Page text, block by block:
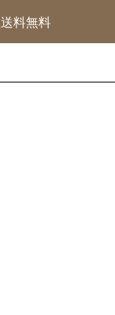
送料無料